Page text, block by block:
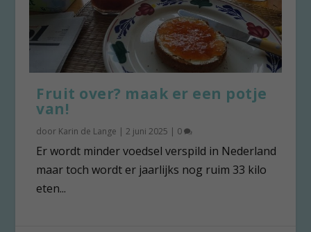
Fruit over? maak er een potje
van!
door Karin de Lange |2 juni 2025 | 0
Er wordt minder voedsel verspild in Nederland
maar toch wordt er jaarlijks nog ruim 33 kilo
eten...